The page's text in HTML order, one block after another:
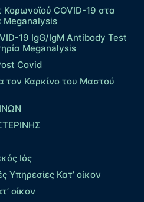
Κορωνοϊού COVID-19 στα
Meganalysis
19 IgG/IgM Antibody Test
Meganalysis
Covid
τον Καρκίνο του Μαστού
Ιός
Υπηρεσίες Κατ’ οίκον
οίκον